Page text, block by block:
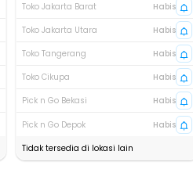
Toko Jakarta Barat
Habis
Toko Jakarta Utara
Habis
Toko Tangerang
Habis
Toko Cikupa
Habis
Pick n Go Bekasi
Habis
Pick n Go Depok
Habis
Tidak tersedia di lokasi lain